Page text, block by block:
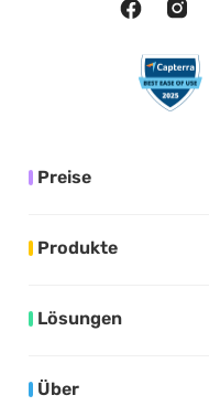
Preise
Produkte
Lösungen
Über